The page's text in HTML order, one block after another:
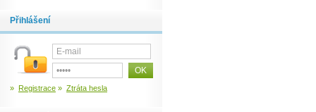
Přihlášení
» Registrace » Ztráta hesla